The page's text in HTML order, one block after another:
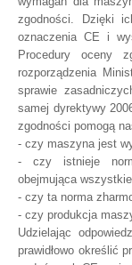
zgodności. Dzięki
oznaczenia CE i
Procedury oceny
rozporządzenia
sprawie
samej dyrektywy
zgodności pomogą
- czy maszyna jest
- czy istnieje
obejmująca
- czy ta norma
- czy produkcja
Udzielając
prawidłowo określić